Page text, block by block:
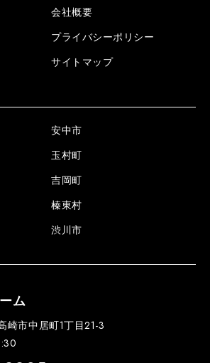
会社概要
プライバシーポリシー
サイトマップ
安中市
玉村町
吉岡町
榛東村
渋川市
ム
崎市中居町1丁目21-3